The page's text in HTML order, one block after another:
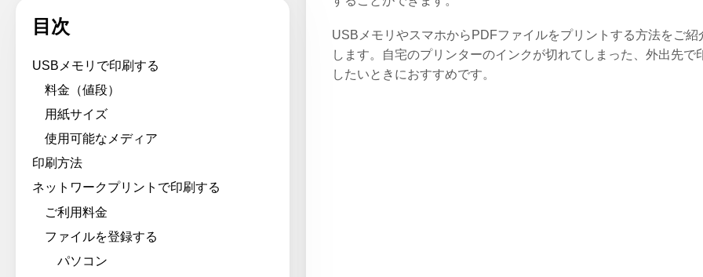
目次
USBメモリで印刷する
料金（値段）
用紙サイズ
使用可能なメディア
印刷方法
ネットワークプリントで印刷する
ご利用料金
ファイルを登録する
パソコン
USBメモリやスマホからPDFファイルをプリントする方法をご紹
します。自宅のプリンターのインクが切れてしまった、外出先で
したいときにおすすめです。